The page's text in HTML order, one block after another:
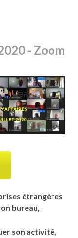
- Zoom
étrangères
bureau,
son activité,